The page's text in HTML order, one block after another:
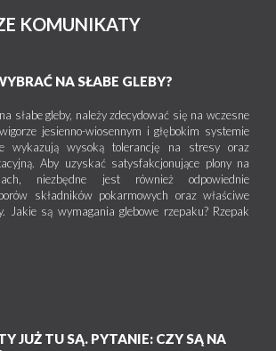
KOMUNIKATY
NA SŁABE GLEBY?
słabe gleby, należy zdecydować się na wczesne
jesienno-wiosennym i głębokim systemie
wykazują wysoką tolerancję na stresy oraz
Aby uzyskać satysfakcjonujące plony na
niezbędne jest również odpowiednie
składników pokarmowych oraz właściwe
Jakie są wymagania glebowe rzepaku? Rzepak
JUŻ TU SĄ. PYTANIE: CZY SĄ NA